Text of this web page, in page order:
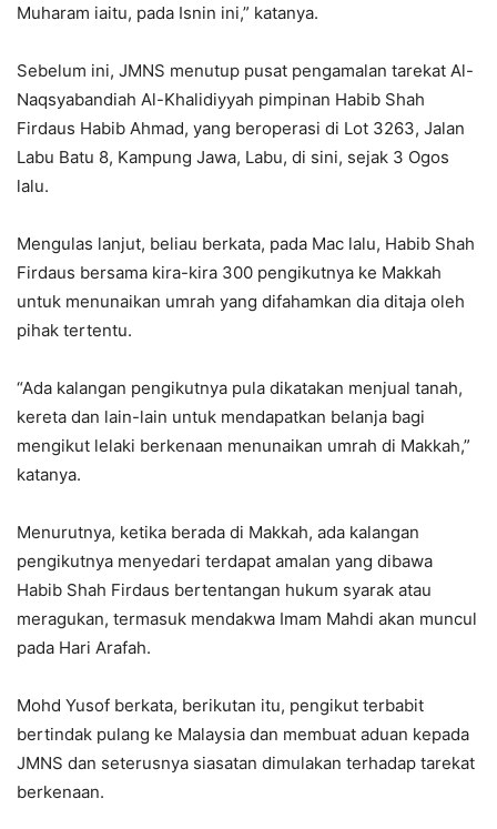
Muharam iaitu, pada Isnin ini,” katanya.
Sebelum ini, JMNS menutup pusat pengamalan tarekat Al-
Naqsyabandiah Al-Khalidiyyah pimpinan Habib Shah
Firdaus Habib Ahmad, yang beroperasi di Lot 3263, Jalan
Labu Batu 8, Kampung Jawa, Labu, di sini, sejak 3 Ogos
lalu.
Mengulas lanjut, beliau berkata, pada Mac lalu, Habib Shah
Firdaus bersama kira-kira 300 pengikutnya ke Makkah
untuk menunaikan umrah yang difahamkan dia ditaja oleh
pihak tertentu.
“Ada kalangan pengikutnya pula dikatakan menjual tanah,
kereta dan lain-lain untuk mendapatkan belanja bagi
mengikut lelaki berkenaan menunaikan umrah di Makkah,”
katanya.
Menurutnya, ketika berada di Makkah, ada kalangan
pengikutnya menyedari terdapat amalan yang dibawa
Habib Shah Firdaus bertentangan hukum syarak atau
meragukan, termasuk mendakwa Imam Mahdi akan muncul
pada Hari Arafah.
Mohd Yusof berkata, berikutan itu, pengikut terbabit
bertindak pulang ke Malaysia dan membuat aduan kepada
JMNS dan seterusnya siasatan dimulakan terhadap tarekat
berkenaan.